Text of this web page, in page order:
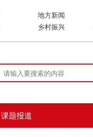
地方新闻
乡村振兴
课题报道